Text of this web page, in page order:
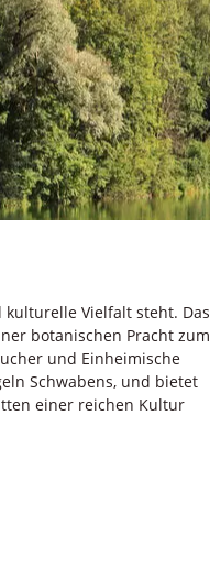
Vielfalt steht. Das
botanischen Pracht zum
und Einheimische
Schwabens, und bietet
einer reichen Kultur